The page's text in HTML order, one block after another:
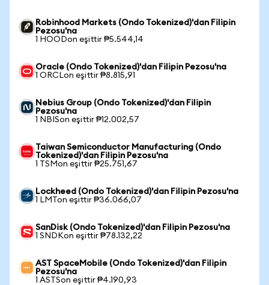
Robinhood Markets (Ondo Tokenized)'dan Filipin
Pezosu'na
1 HOODon eşittir ₱5.544,14
Oracle (Ondo Tokenized)'dan Filipin Pezosu'na
1 ORCLon eşittir ₱8.815,91
Nebius Group (Ondo Tokenized)'dan Filipin
Pezosu'na
1 NBISon eşittir ₱12.002,57
Taiwan Semiconductor Manufacturing (Ondo
Tokenized)'dan Filipin Pezosu'na
1 TSMon eşittir ₱25.751,67
Lockheed (Ondo Tokenized)'dan Filipin Pezosu'na
1 LMTon eşittir ₱36.066,07
SanDisk (Ondo Tokenized)'dan Filipin Pezosu'na
1 SNDKon eşittir ₱78.132,22
AST SpaceMobile (Ondo Tokenized)'dan Filipin
Pezosu'na
1 ASTSon eşittir ₱4.190,93